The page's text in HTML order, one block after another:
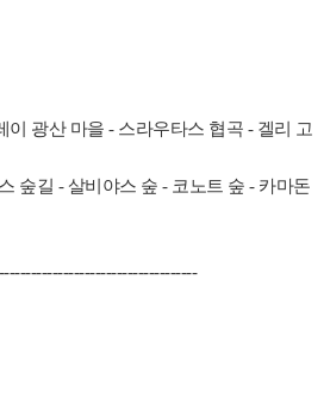
이 광산 마을 - 스라우타스 협곡 - 겔리 고
숲길 - 살비야스 숲 - 코노트 숲 - 카마돈